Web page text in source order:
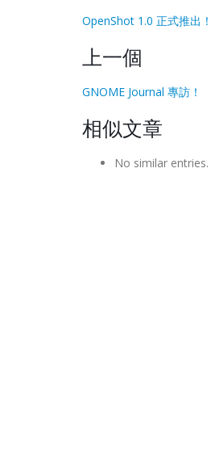
OpenShot 1.0 正式推出！
上一個
GNOME Journal 專訪！
相似文章
No similar entries.